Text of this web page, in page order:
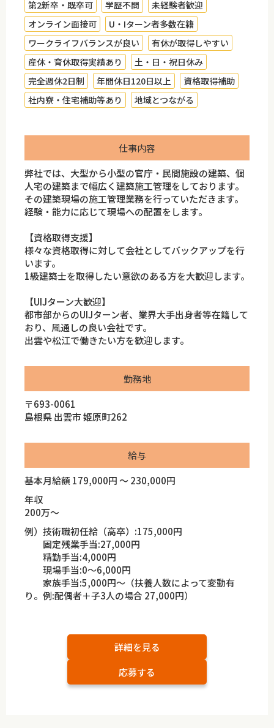
第2新卒・既卒可 学歴不問
未経験者歓迎
オンライン面接可
U・Iターン者多数在籍
ワークライフバランスが良い
有休が取得しやすい
産休・育休取得実績あり
土・日・祝日休み
完全週休2日制
年間休日120日以上
資格取得補助
社内寮・住宅補助等あり
地域とつながる
仕事内容
弊社では、大型から小型の官庁・民間施設の建築、個
人宅の建築まで幅広く建築施工管理をしております。
その建築現場の施工管理業務を行っていただきます。
経験・能力に応じて現場への配置をします。
【資格取得支援】
様々な資格取得に対して会社としてバックアップを行
います。
1級建築士を取得したい意欲のある方を大歓迎します。
【UIJターン大歓迎】
都市部からのUIJターン者、業界大手出身者等在籍して
おり、風通しの良い会社です。
出雲や松江で働きたい方を歓迎します。
勤務地
〒693-0061
島根県 出雲市 姫原町262
給与
基本月給額 179,000円 ～ 230,000円
年収
200万～
例）技術職初任給（高卒）:175,000円
固定残業手当:27,000円
精勤手当:4,000円
現場手当:0～6,000円
家族手当:5,000円～（扶養人数によって変動有
り。例:配偶者＋子3人の場合 27,000円）
詳細を見る
応募する